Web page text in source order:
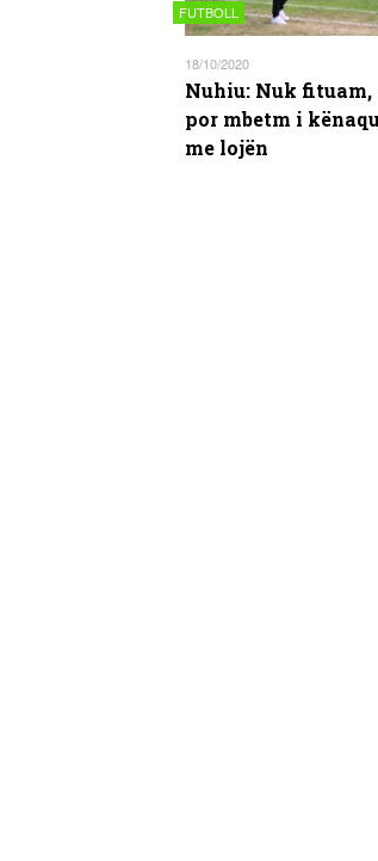
FUTBOLL
18/10/2020
Nuhiu: Nuk fituam,
por mbetm i
me lojën